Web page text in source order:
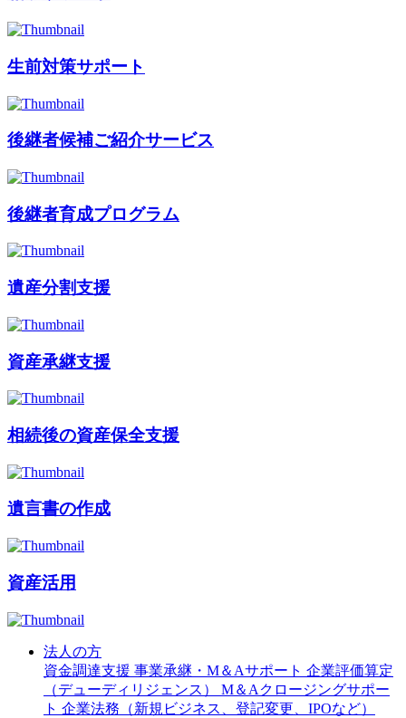
生前対策サポート
後継者候補ご紹介サービス
後継者育成プログラム
遺産分割支援
資産承継支援
相続後の資産保全支援
遺言書の作成
資産活用
法人の方
資金調達支援 事業承継・M＆Aサポート 企業評価算定
（デューディリジェンス） M＆Aクロージングサポー
ト 企業法務（新規ビジネス、登記変更、IPOなど）